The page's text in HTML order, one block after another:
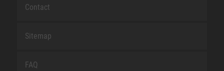
Contact
Sitemap
FAQ